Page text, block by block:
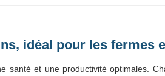
idéal pour les fermes
santé et une productivité optimales.